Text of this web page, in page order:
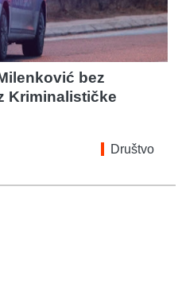
bez
Kriminalističke
Društvo